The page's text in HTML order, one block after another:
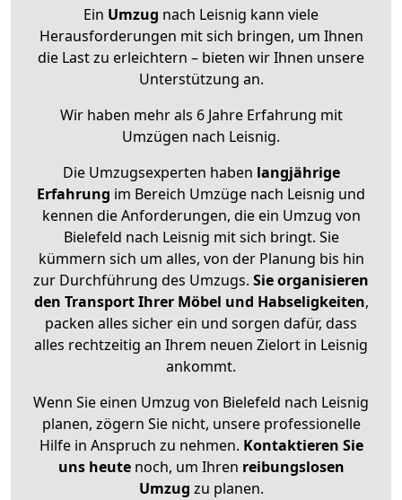
Ein Umzug nach Leisnig kann viele
Herausforderungen mit sich bringen, um Ihnen
die Last zu erleichtern – bieten wir Ihnen unsere
Unterstützung an.
Wir haben mehr als 6 Jahre Erfahrung mit
Umzügen nach Leisnig.
Die Umzugsexperten haben langjährige
Erfahrung im Bereich Umzüge nach Leisnig und
kennen die Anforderungen, die ein Umzug von
Bielefeld nach Leisnig mit sich bringt. Sie
kümmern sich um alles, von der Planung bis hin
zur Durchführung des Umzugs. Sie organisieren
den Transport Ihrer Möbel und Habseligkeiten,
packen alles sicher ein und sorgen dafür, dass
alles rechtzeitig an Ihrem neuen Zielort in Leisnig
ankommt.
Wenn Sie einen Umzug von Bielefeld nach Leisnig
planen, zögern Sie nicht, unsere professionelle
Hilfe in Anspruch zu nehmen. Kontaktieren Sie
uns heutenoch, um Ihren reibungslosen
Umzug zu planen.